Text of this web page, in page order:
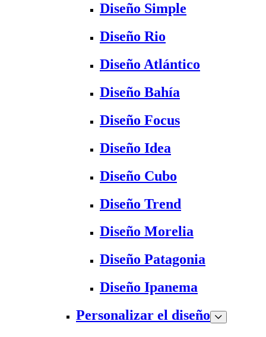
Diseño Simple
Diseño Rio
Diseño Atlántico
Diseño Bahía
Diseño Focus
Diseño Idea
Diseño Cubo
Diseño Trend
Diseño Morelia
Diseño Patagonia
Diseño Ipanema
Personalizar el diseño